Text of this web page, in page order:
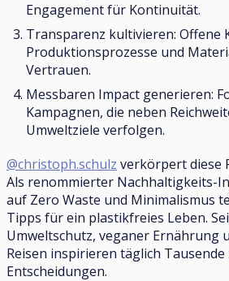
Engagement für Kontinuität.
Transparenz kultivieren: Offene
Produktionsprozesse und
Vertrauen.
Messbaren Impact generieren:
Kampagnen, die neben
Umweltziele verfolgen.
@christoph.schulz verkörpert diese
Als renommierter Nachhaltigkeits-
auf Zero Waste und Minimalismus
Tipps für ein plastikfreies Leben.
Umweltschutz, veganer Ernährung
Reisen inspirieren täglich
Entscheidungen.